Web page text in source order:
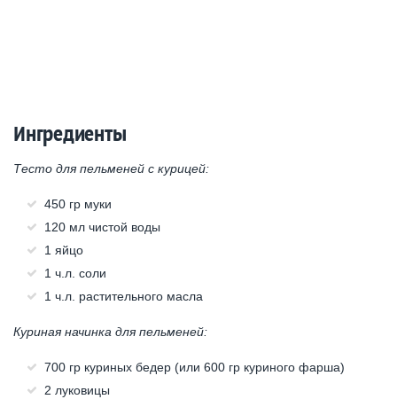
Ингредиенты
Тесто для пельменей с курицей:
450 гр муки
120 мл чистой воды
1 яйцо
1 ч.л. соли
1 ч.л. растительного масла
Куриная начинка для пельменей:
700 гр куриных бедер (или 600 гр куриного фарша)
2 луковицы